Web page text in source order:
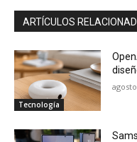
ARTÍCULOS
Tecnología